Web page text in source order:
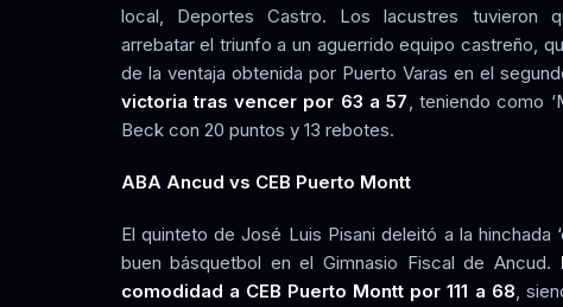
local, Deportes Castro. Los lacustres tuvieron
arrebatar el triunfo a un aguerrido equipo castreño,
de la ventaja obtenida por Puerto Varas en el
victoria tras vencer por 63 a 57, teniendo como
Beck con 20 puntos y 13 rebotes.
ABA Ancud vs CEB Puerto Montt
El quinteto de José Luis Pisani deleitó a la hinchada
buen básquetbol en el Gimnasio Fiscal de Ancud.
comodidad a CEB Puerto Montt por 111 a 68,